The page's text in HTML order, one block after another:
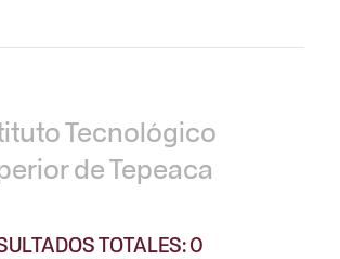
Tecnológico
de Tepeaca
TOTALES: 0